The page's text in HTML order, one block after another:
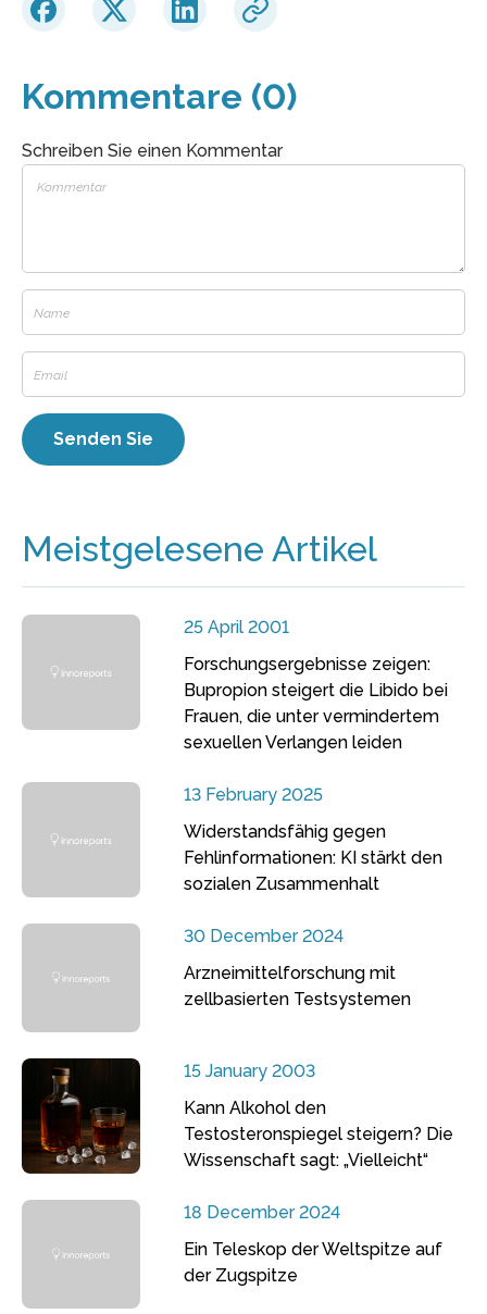
Kommentare (0)
Schreiben Sie einen Kommentar
Meistgelesene Artikel
25 April 2001
Forschungsergebnisse zeigen:
Bupropion steigert die Libido bei
Frauen, die unter vermindertem
sexuellen Verlangen leiden
13 February 2025
Widerstandsfähig gegen
Fehlinformationen: KI stärkt den
sozialen Zusammenhalt
30 December 2024
Arzneimittelforschung mit
zellbasierten Testsystemen
15 January 2003
Kann Alkohol den
Testosteronspiegel steigern? Die
Wissenschaft sagt: „Vielleicht“
18 December 2024
Ein Teleskop der Weltspitze auf
der Zugspitze